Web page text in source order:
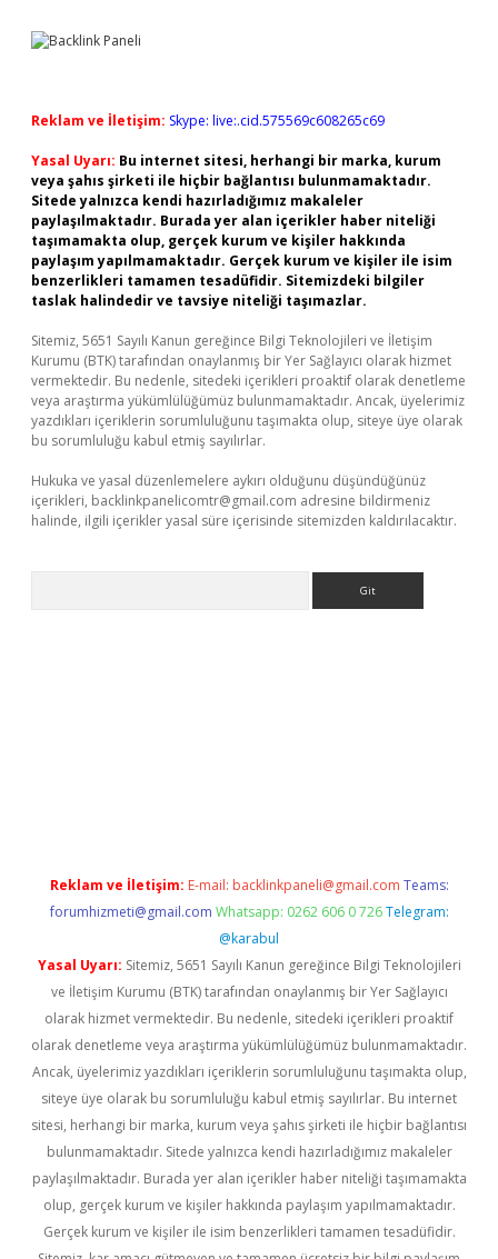
Reklam ve İletişim: Skype: live:.cid.575569c608265c69
Yasal Uyarı: Bu internet sitesi, herhangi bir marka, kurum
veya şahıs şirketi ile hiçbir bağlantısı bulunmamaktadır.
Sitede yalnızca kendi hazırladığımız makaleler
paylaşılmaktadır. Burada yer alan içerikler haber niteliği
taşımamakta olup, gerçek kurum ve kişiler hakkında
paylaşım yapılmamaktadır. Gerçek kurum ve kişiler ile isim
benzerlikleri tamamen tesadüfidir. Sitemizdeki bilgiler
taslak halindedir ve tavsiye niteliği taşımazlar.
Sitemiz, 5651 Sayılı Kanun gereğince Bilgi Teknolojileri ve İletişim
Kurumu (BTK) tarafından onaylanmış bir Yer Sağlayıcı olarak hizmet
vermektedir. Bu nedenle, sitedeki içerikleri proaktif olarak denetleme
veya araştırma yükümlülüğümüz bulunmamaktadır. Ancak, üyelerimiz
yazdıkları içeriklerin sorumluluğunu taşımakta olup, siteye üye olarak
bu sorumluluğu kabul etmiş sayılırlar.
Hukuka ve yasal düzenlemelere aykırı olduğunu düşündüğünüz
içerikleri, backlinkpanelicomtr@gmail.com adresine bildirmeniz
halinde, ilgili içerikler yasal süre içerisinde sitemizden kaldırılacaktır.
Reklam ve İletişim: E-mail: backlinkpaneli@gmail.com Teams:
forumhizmeti@gmail.com Whatsapp: 0262 606 0 726 Telegram:
@karabul
Yasal Uyarı: Sitemiz, 5651 Sayılı Kanun gereğince Bilgi Teknolojileri
ve İletişim Kurumu (BTK) tarafından onaylanmış bir Yer Sağlayıcı
olarak hizmet vermektedir. Bu nedenle, sitedeki içerikleri proaktif
olarak denetleme veya araştırma yükümlülüğümüz bulunmamaktadır.
Ancak, üyelerimiz yazdıkları içeriklerin sorumluluğunu taşımakta olup,
siteye üye olarak bu sorumluluğu kabul etmiş sayılırlar. Bu internet
sitesi, herhangi bir marka, kurum veya şahıs şirketi ile hiçbir bağlantısı
bulunmamaktadır. Sitede yalnızca kendi hazırladığımız makaleler
paylaşılmaktadır. Burada yer alan içerikler haber niteliği taşımamakta
olup, gerçek kurum ve kişiler hakkında paylaşım yapılmamaktadır.
Gerçek kurum ve kişiler ile isim benzerlikleri tamamen tesadüfidir.